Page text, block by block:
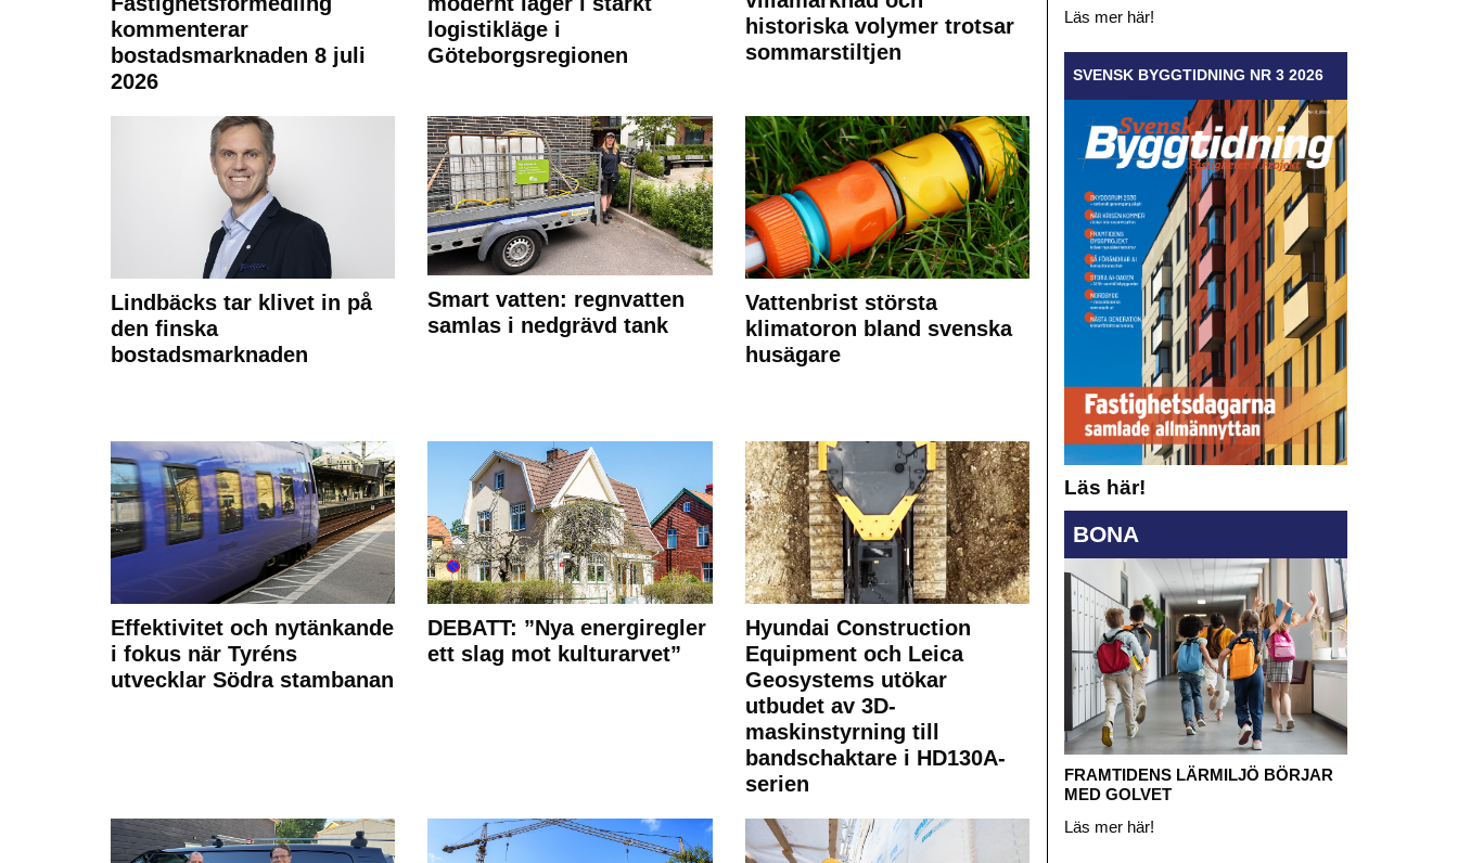
kommenterar
bostadsmarknaden 8 juli
2026
logistikläge i
Göteborgsregionen
historiska volymer trotsar
sommarstiltjen
Lindbäcks tar klivet in på
den finska
bostadsmarknaden
Smart vatten: regnvatten
samlas i nedgrävd tank
Vattenbrist största
klimatoron bland svenska
husägare
Effektivitet och nytänkande
i fokus när Tyréns
utvecklar Södra stambanan
DEBATT: ”Nya energiregler
ett slag mot kulturarvet”
Hyundai Construction
Equipment och Leica
Geosystems utökar
utbudet av 3D-
maskinstyrning till
bandschaktare i HD130A-
serien
Läs mer här!
SVENSK BYGGTIDNING NR 3 2026
Läs här!
BONA
FRAMTIDENS LÄRMILJÖ BÖRJAR
MED GOLVET
Läs mer här!